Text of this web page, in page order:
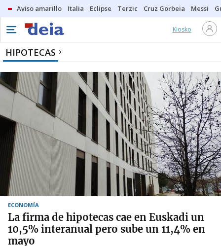
Aviso amarillo Italia Eclipse Terzic Cruz Gorbeia Messi
Kiosko
HIPOTECAS
ECONOMÍA
La firma de hipotecas cae en Euskadi un
10,5% interanual pero sube un 11,4% en
mayo